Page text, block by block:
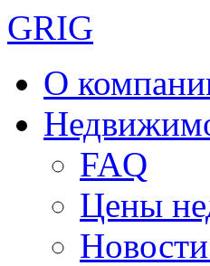
GRIG
О
FAQ
Цены